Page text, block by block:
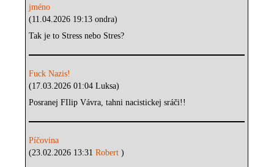
jméno
(11.04.2026 19:13 ondra)
Tak je to Stress nebo Stres?
Fuck Nazis!
(17.03.2026 01:04 Luksa)
Posranej FIlip Vávra, tahni nacistickej sráči!!
Píčovina
(23.02.2026 13:31Robert)